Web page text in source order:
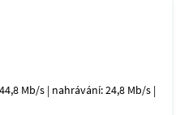
Mb/s | nahrávání: 24,8 Mb/s |